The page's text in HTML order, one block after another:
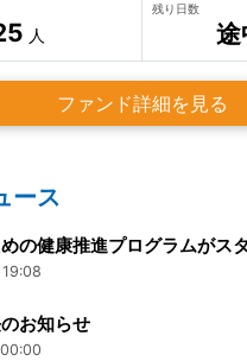
人
残り日数
途
ファンド詳細を見る
ース
の健康推進プログラムがス
お知らせ